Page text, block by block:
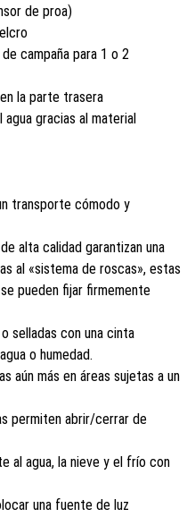
de proa)
campaña para 1 o 2
la parte trasera
gracias al material
transporte cómodo y
alta calidad garantizan una
al «sistema de roscas», estas
pueden fijar firmemente
selladas con una cinta
o humedad.
aún más en áreas sujetas a un
permiten abrir/cerrar de
al agua, la nieve y el frío con
una fuente de luz